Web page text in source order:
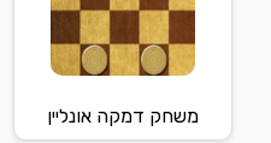
משחק דמקה אונליין